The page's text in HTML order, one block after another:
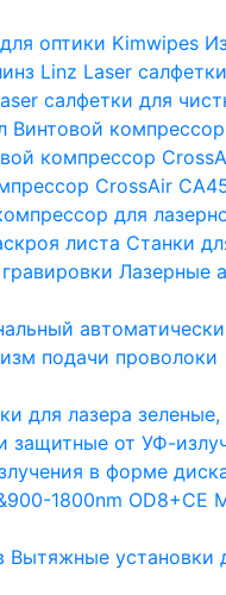
оптики Kimwipes
Linz Laser
салфетки для
Винтовой
компрессор
CrossAir
для
листа Станки
Лазерные
подачи проволоки
для лазера
защитные от УФ-
в форме
1800nm OD8+CE
Вытяжные установки